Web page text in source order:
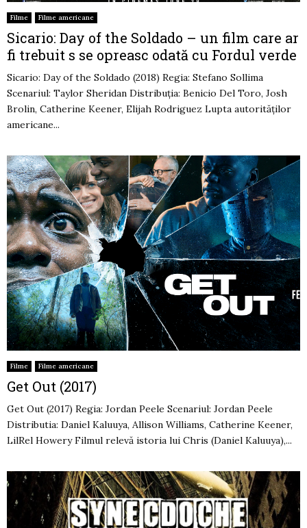
Filme Filme americane
Sicario: Day of the Soldado – un film care ar
fi trebuit sӑ se opreascӑ odată cu Fordul verde
Sicario: Day of the Soldado (2018) Regia: Stefano Sollima
Scenariul: Taylor Sheridan Distribuţia: Benicio Del Toro, Josh
Brolin, Catherine Keener, Elijah Rodriguez Lupta autorităţilor
americane...
Filme Filme americane
Get Out (2017)
Get Out (2017) Regia: Jordan Peele Scenariul: Jordan Peele
Distributia: Daniel Kaluuya, Allison Williams, Catherine Keener,
LilRel Howery Filmul relevă istoria lui Chris (Daniel Kaluuya),...